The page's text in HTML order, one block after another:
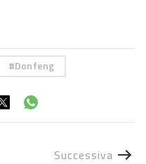
Donfeng
Successiva